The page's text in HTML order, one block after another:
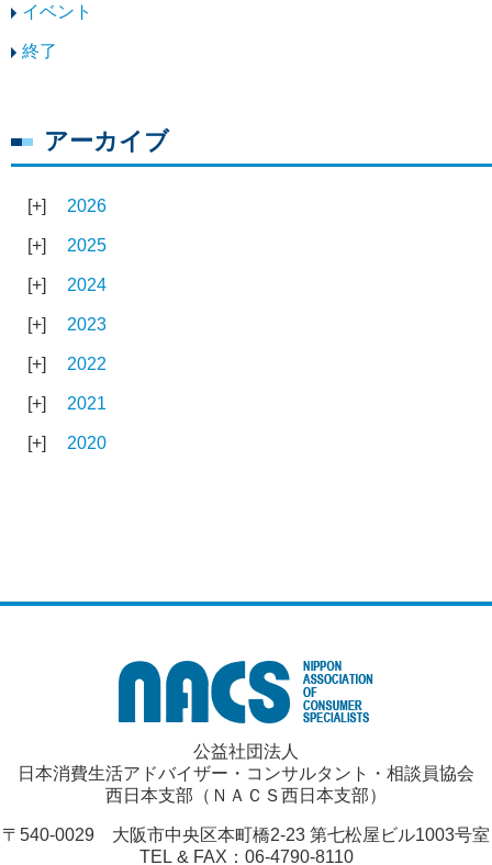
イベント
終了
アーカイブ
2026
2025
2024
2023
2022
2021
2020
公益社団法人
日本消費生活アドバイザー・コンサルタント・相談員協会
西日本支部（ＮＡＣＳ西日本支部）
〒540-0029 大阪市中央区本町橋2-23 第七松屋ビル1003号室
TEL & FAX：06-4790-8110